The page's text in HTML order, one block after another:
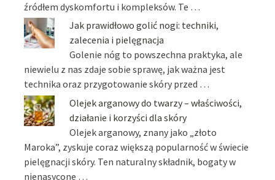
źródłem dyskomfortu i kompleksów. Te …
Jak prawidłowo golić nogi: techniki,
zalecenia i pielęgnacja
Golenie nóg to powszechna praktyka, ale
niewielu z nas zdaje sobie sprawę, jak ważna jest
technika oraz przygotowanie skóry przed …
Olejek arganowy do twarzy – właściwości,
działanie i korzyści dla skóry
Olejek arganowy, znany jako „złoto
Maroka”, zyskuje coraz większą popularność w świecie
pielęgnacji skóry. Ten naturalny składnik, bogaty w
nienasycone …